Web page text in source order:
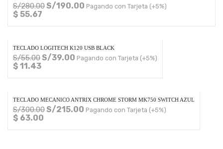
S/280.00S/190.00 Pagando con Tarjeta (+5%)
$ 55.67
TECLADO LOGITECH K120 USB BLACK
S/55.00S/39.00 Pagando con Tarjeta (+5%)
$ 11.43
TECLADO MECANICO ANTRIX CHROME STORM MK750 SWITCH AZUL
S/300.00S/215.00 Pagando con Tarjeta (+5%)
$ 63.00